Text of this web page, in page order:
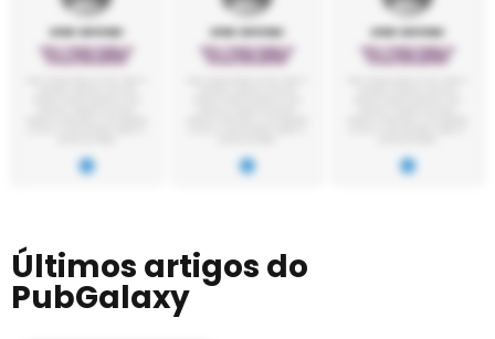
Últimos artigos do
PubGalaxy